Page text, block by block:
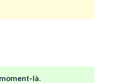
là.